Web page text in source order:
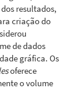
resultados,
criação do
de dados
gráfica. Os
oferece
o volume